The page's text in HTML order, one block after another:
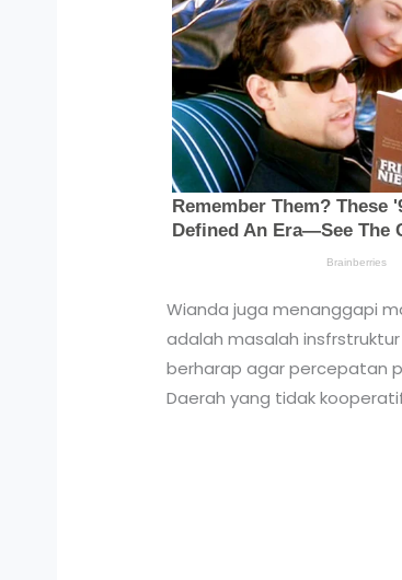
Wianda juga menanggapi
adalah masalah
berharap agar percepatan
Daerah yang tidak